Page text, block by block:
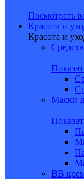
Посмотреть
Красота и
Красота и
Маски
BB